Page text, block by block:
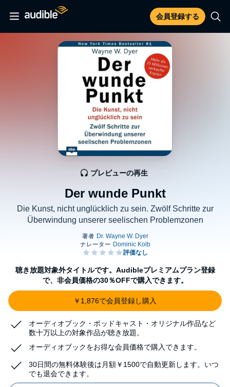
会員登録する
Der wunde Punkt
Die Kunst, nicht unglücklich zu sein. Zwölf Schritte zur
Überwindung unserer seelischen Problemzonen
プレビューの再生
聴き放題対象外タイトルです。Audibleプレミアムプラン登録
で、非会員価格の30％OFFで購入できます。
￥1,876で会員登録し購入
オーディオブック・ポッドキャスト・オリジナル作品など
数十万以上の対象作品が聴き放題。
オーディオブックをお得な会員価格で購入できます。
30日間の無料体験後は月額￥1500で自動更新します。いつ
でも退会できます。